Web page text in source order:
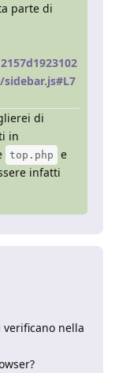
parte di
sidebar.js#L7
di
in
top.php e
infatti
nella